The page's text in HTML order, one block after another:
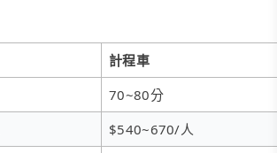
計程車
70~80分
$540~670/人